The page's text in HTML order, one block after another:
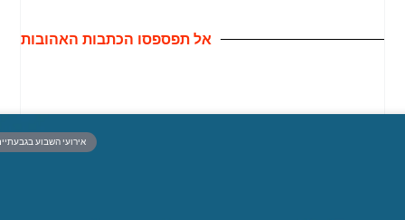
אל תפספסו הכתבות האהובות
אירועי השבוע